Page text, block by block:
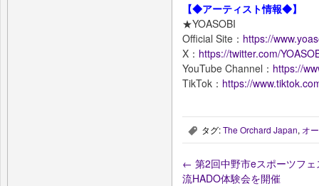
【◆アーティスト情報◆】
★YOASOBI
Official Site： https://
X： https://twitter.com/
YouTube Channel： https://
TikTok： https://
, タグ:The Orchard Japan, オ
← 第2回中野市eスポーツフ
流HADO体験会を開催